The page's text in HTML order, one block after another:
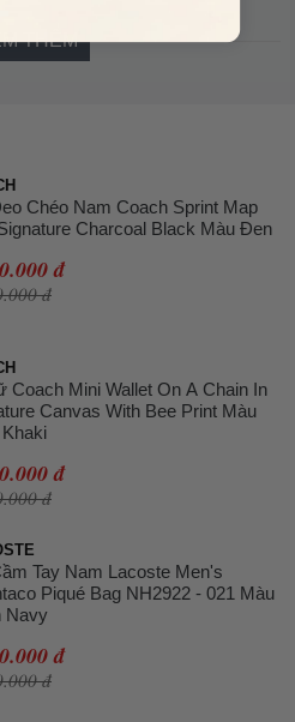
THÊM
Chéo Nam Coach Sprint Map
Charcoal Black Màu Đen
đ
đ
Coach Mini Wallet On A Chain In
Canvas With Bee Print Màu
đ
đ
Tay Nam Lacoste Men's
Piqué Bag NH2922 - 021 Màu
Navy
đ
đ